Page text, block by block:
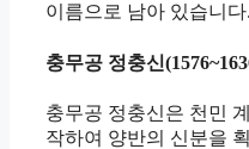
이름으로 남아 있습니다.
충무공 정충신
충무공 정충신은 천민
작하여 양반의 신분을